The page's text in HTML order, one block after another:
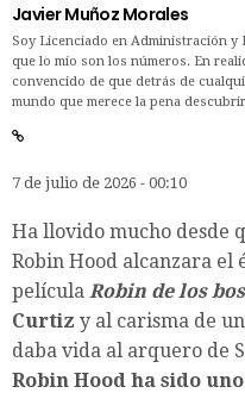
Javier Muñoz Morales
Soy Licenciado en Administración y
que lo mío son los números. En
convencido de que detrás de
mundo que merece la pena descubrir
7 de julio de 2026 - 00:10
Ha llovido mucho desde
Robin Hood alcanzara el
película Robin de los
Curtiz y al carisma de
daba vida al arquero de
Robin Hood ha sido